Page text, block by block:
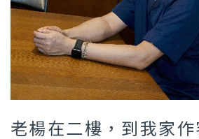
老楊在二樓，到我家